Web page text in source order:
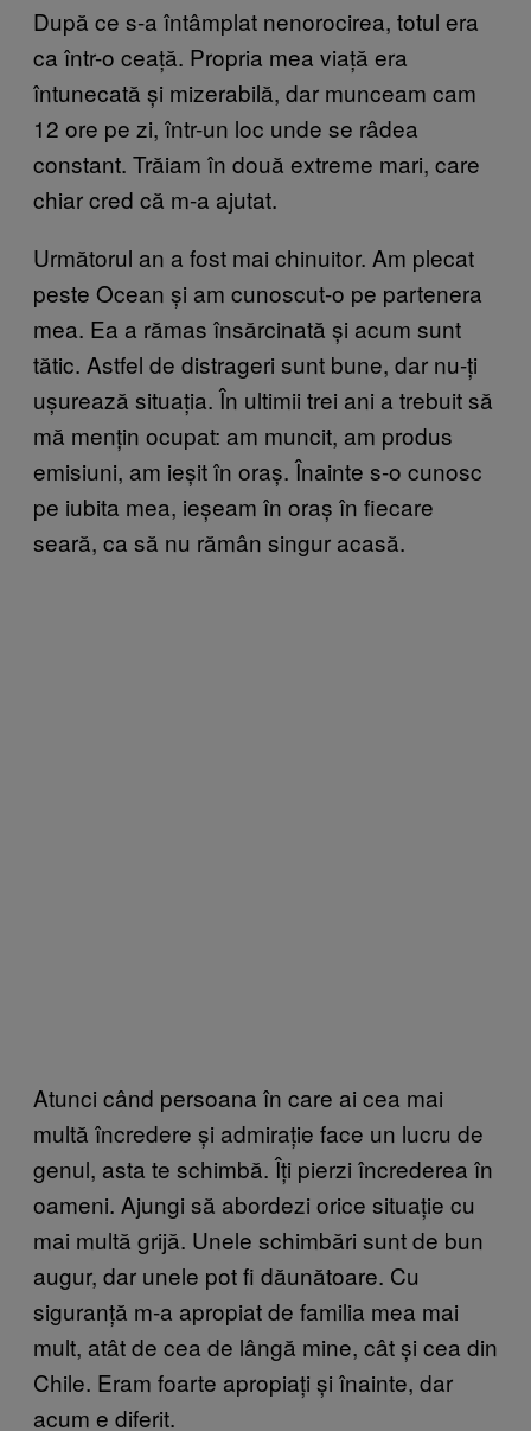
După ce s-a întâmplat nenorocirea, totul era
ca într-o ceață. Propria mea viață era
întunecată și mizerabilă, dar munceam cam
12 ore pe zi, într-un loc unde se râdea
constant. Trăiam în două extreme mari, care
chiar cred că m-a ajutat.
Următorul an a fost mai chinuitor. Am plecat
peste Ocean și am cunoscut-o pe partenera
mea. Ea a rămas însărcinată și acum sunt
tătic. Astfel de distrageri sunt bune, dar nu-ți
ușurează situația. În ultimii trei ani a trebuit să
mă mențin ocupat: am muncit, am produs
emisiuni, am ieșit în oraș. Înainte s-o cunosc
pe iubita mea, ieșeam în oraș în fiecare
seară, ca să nu rămân singur acasă.
Atunci când persoana în care ai cea mai
multă încredere și admirație face un lucru de
genul, asta te schimbă. Îți pierzi încrederea în
oameni. Ajungi să abordezi orice situație cu
mai multă grijă. Unele schimbări sunt de bun
augur, dar unele pot fi dăunătoare. Cu
siguranță m-a apropiat de familia mea mai
mult, atât de cea de lângă mine, cât și cea din
Chile. Eram foarte apropiați și înainte, dar
acum e diferit.